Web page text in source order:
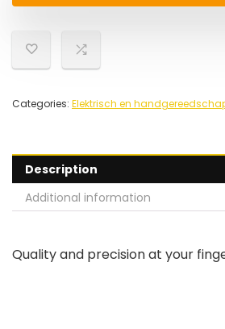
Categories: Elektrisch en
Description
Additional information
Quality and precision at your